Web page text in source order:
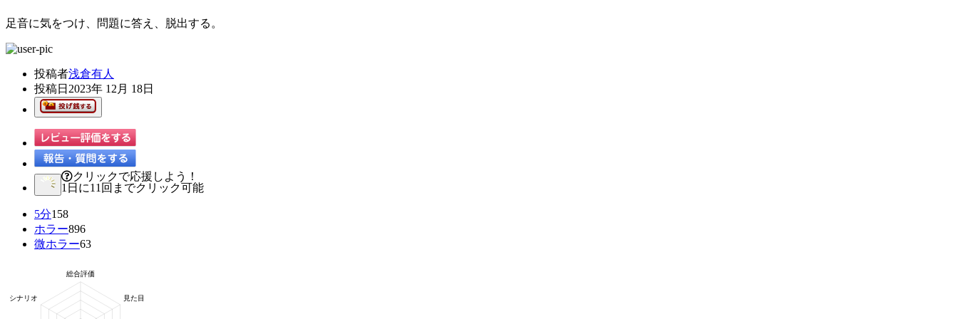
足音に気をつけ、問題に答え、脱出する。
投稿者浅倉有人
投稿日 2023年 12月 18日
クリックで応援しよう！
1日に11回までクリック可能
5分158
ホラー896
微ホラー63